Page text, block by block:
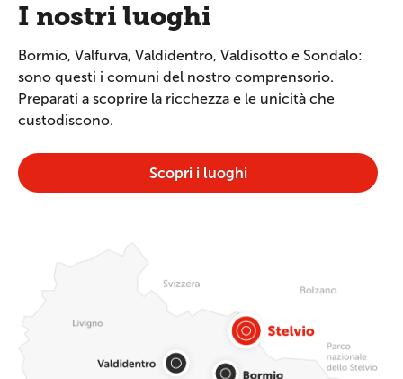
I nostri luoghi
Bormio, Valfurva, Valdidentro, Valdisotto e Sondalo:
sono questi i comuni del nostro comprensorio.
Preparati a scoprire la ricchezza e le unicità che
custodiscono.
Scopri i luoghi